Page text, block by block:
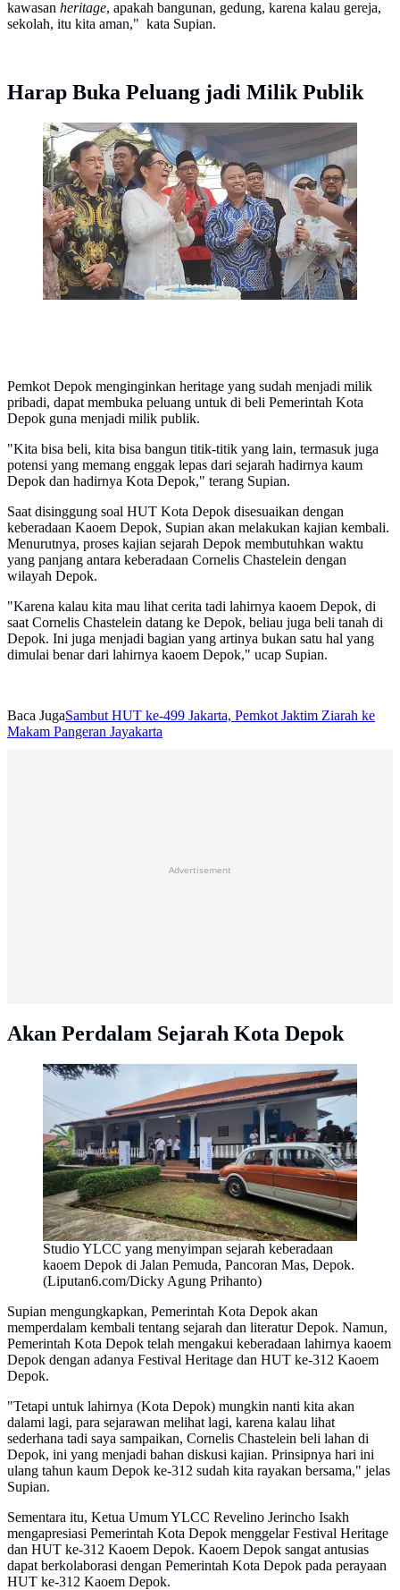
kawasan heritage, apakah bangunan, gedung, karena kalau gereja,
sekolah, itu kita aman," kata Supian.
Harap Buka Peluang jadi Milik Publik
Sejumlah perwakilan marga saat merayakan HUT ke-
312 Kaoem Depok pada festival Heritage Depok
Lama, Jalan Pemuda, Depok. (Liputan6.com/Dicky
Agung Prihanto)
Pemkot Depok menginginkan heritage yang sudah menjadi milik
pribadi, dapat membuka peluang untuk di beli Pemerintah Kota
Depok guna menjadi milik publik.
"Kita bisa beli, kita bisa bangun titik-titik yang lain, termasuk juga
potensi yang memang enggak lepas dari sejarah hadirnya kaum
Depok dan hadirnya Kota Depok," terang Supian.
Saat disinggung soal HUT Kota Depok disesuaikan dengan
keberadaan Kaoem Depok, Supian akan melakukan kajian kembali.
Menurutnya, proses kajian sejarah Depok membutuhkan waktu
yang panjang antara keberadaan Cornelis Chastelein dengan
wilayah Depok.
"Karena kalau kita mau lihat cerita tadi lahirnya kaoem Depok, di
saat Cornelis Chastelein datang ke Depok, beliau juga beli tanah di
Depok. Ini juga menjadi bagian yang artinya bukan satu hal yang
dimulai benar dari lahirnya kaoem Depok," ucap Supian.
Baca JugaSambut HUT ke-499 Jakarta, Pemkot Jaktim Ziarah ke
Makam Pangeran Jayakarta
Advertisement
Akan Perdalam Sejarah Kota Depok
Studio YLCC yang menyimpan sejarah keberadaan
kaoem Depok di Jalan Pemuda, Pancoran Mas, Depok.
(Liputan6.com/Dicky Agung Prihanto)
Supian mengungkapkan, Pemerintah Kota Depok akan
memperdalam kembali tentang sejarah dan literatur Depok. Namun,
Pemerintah Kota Depok telah mengakui keberadaan lahirnya kaoem
Depok dengan adanya Festival Heritage dan HUT ke-312 Kaoem
Depok.
"Tetapi untuk lahirnya (Kota Depok) mungkin nanti kita akan
dalami lagi, para sejarawan melihat lagi, karena kalau lihat
sederhana tadi saya sampaikan, Cornelis Chastelein beli lahan di
Depok, ini yang menjadi bahan diskusi kajian. Prinsipnya hari ini
ulang tahun kaum Depok ke-312 sudah kita rayakan bersama," jelas
Supian.
Sementara itu, Ketua Umum YLCC Revelino Jerincho Isakh
mengapresiasi Pemerintah Kota Depok menggelar Festival Heritage
dan HUT ke-312 Kaoem Depok. Kaoem Depok sangat antusias
dapat berkolaborasi dengan Pemerintah Kota Depok pada perayaan
HUT ke-312 Kaoem Depok.